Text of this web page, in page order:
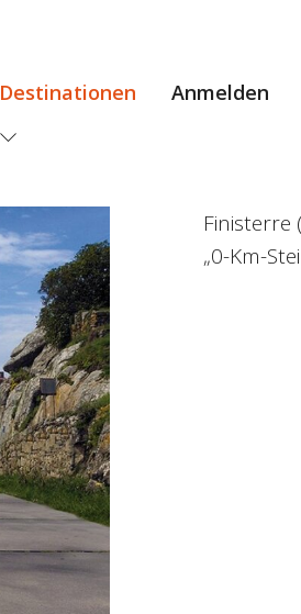
Destinationen Anmelden
Finisterre
„0-Km-